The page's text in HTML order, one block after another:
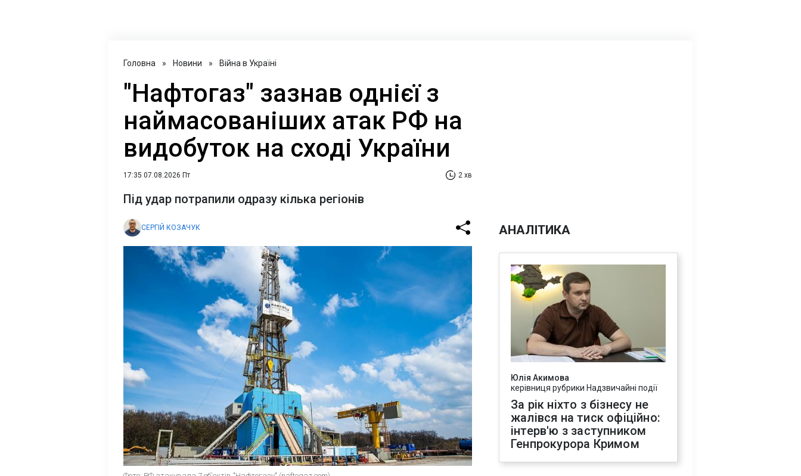
Головна » Новини » Війна в Україні
"Нафтогаз" зазнав однієї з
наймасованіших атак РФ на
видобуток на сході України
17:35 07.08.2026 Пт 2 хв
Під удар потрапили одразу кілька регіонів
СЕРГІЙ КОЗАЧУК АНАЛІТИКА
Юлія Акимова
керівниця рубрики Надзвичайні події
За рік ніхто з бізнесу не
жалівся на тиск офіційно:
інтерв'ю з заступником
Генпрокурора Кримом